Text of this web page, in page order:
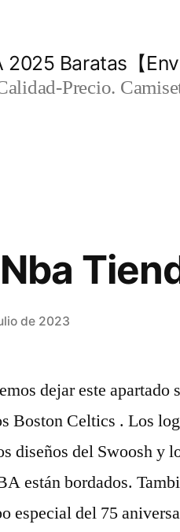
Baratas【
Precio.
de 2023
dejar este apartado
Boston Celtics . Los
diseños del Swoosh y
están bordados.
especial del 75